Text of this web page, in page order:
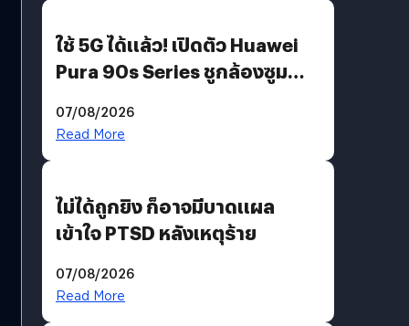
ใช้ 5G ได้แล้ว! เปิดตัว Huawei
Pura 90s Series ชูกล้องซูม
07/08/2026
Read More
ไม่ได้ถูกยิง ก็อาจมีบาดแผล
เข้าใจ PTSD หลังเหตุร้าย
07/08/2026
Read More